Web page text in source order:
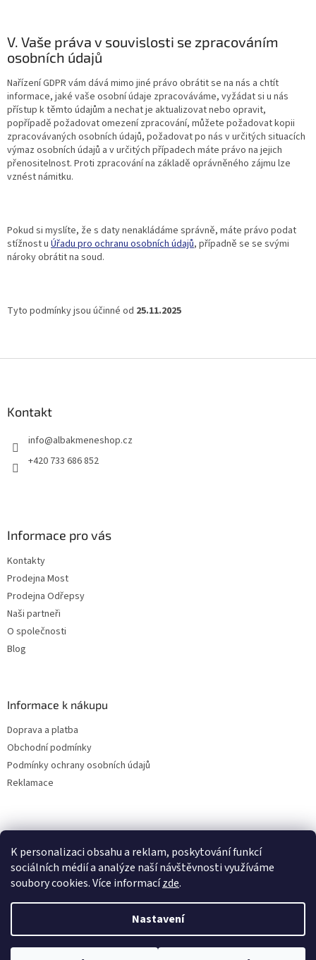
K personalizaci obsahu a reklam, poskytování funkcí
sociálních médií a analýze naší návštěvnosti využíváme
soubory cookies. Více informacízde.
Nastavení
V. Vaše práva v souvislosti se zpracováním
osobních údajů
Nařízení GDPR vám dává mimo jiné právo obrátit se na nás a chtít
informace, jaké vaše osobní údaje zpracováváme, vyžádat si u nás
přístup k těmto údajům a nechat je aktualizovat nebo opravit,
popřípadě požadovat omezení zpracování, můžete požadovat kopii
zpracovávaných osobních údajů, požadovat po nás v určitých situacích
výmaz osobních údajů a v určitých případech máte právo na jejich
přenositelnost. Proti zpracování na základě oprávněného zájmu lze
vznést námitku.
Pokud si myslíte, že s daty nenakládáme správně, máte právo podat
stížnost u Úřadu pro ochranu osobních údajů, případně se se svými
nároky obrátit na soud.
Tyto podmínky jsou účinné od 25.11.2025
Kontakt
info@albakmeneshop.cz
+420 733 686 852
Informace pro vás
Kontakty
Prodejna Most
Prodejna Odřepsy
Naši partneři
O společnosti
Blog
Informace k nákupu
Doprava a platba
Obchodní podmínky
Podmínky ochrany osobních údajů
Reklamace
Copyright 2026ALBAKMEN. Všechna práva vyhrazena.Upravit